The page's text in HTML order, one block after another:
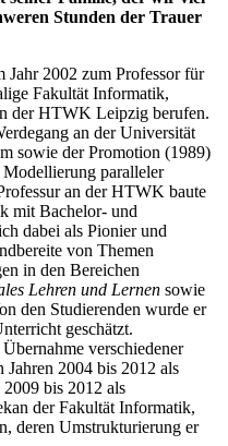
Stunden der Trauer
2002 zum Professor für
Fakultät Informatik,
der HTWK Leipzig berufen.
an der Universität
sowie der Promotion (1989)
paralleler
an der HTWK baute
mit Bachelor- und
dabei als Pionier und
von Themen
in den Bereichen
Lehren und Lernen sowie
den Studierenden wurde er
geschätzt.
verschiedener
2004 bis 2012 als
bis 2012 als
der Fakultät Informatik,
deren Umstrukturierung er